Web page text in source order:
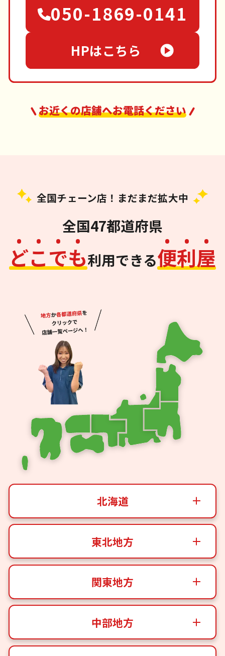
050-1869-0141
HPはこちら
お近くの店舗へお電話ください
全国チェーン店！まだまだ拡大中
全国47都道府県
どこでも利用できる便利屋
北海道
東北地方
関東地方
中部地方